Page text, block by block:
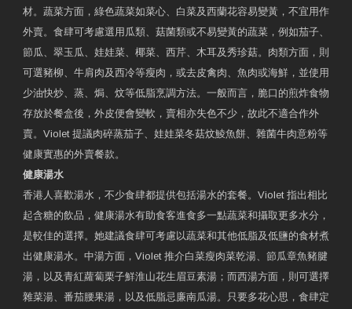
材。蔬菜方面，綠色蔬菜如菜心、白菜及西蘭花容易變黃，不宜用作
外賣。食肆可考慮選用瓜類、菇菌類或不易變黃的蔬菜，例如茄子、
節瓜、翠玉瓜、娃娃菜、椰菜、西芹、木耳及秀珍菇。肉類方面，則
可選豬柳、牛肩肉及西冷等瘦肉，或去皮禽肉、魚肉或海鮮，並使用
少油快炒、蒸、焗、炆等低脂烹調方法。一般而言，脆口的煎炸食物
存放於餐盒後，外皮便會變軟，賣相亦失色不少，故此不適合作外
賣。Violet 提議肉碎蒸茄子、娃娃菜冬菇炆鯪魚餅、雜菌牛肉意粉等
健康實惠的外賣餐款。
健康湯水
香港人喜歡湯水，不少食肆都提供包括湯水的套餐。Violet 指出相比
起含糖的飲品，健康湯水有助食客進食多一點蔬菜和攝取更多水分，
是較佳的選擇。她建議食肆可考慮以蔬菜和其他低脂及低鹽的食材煮
出健康湯水。中湯方面，Violet 推介白菜瘦肉菜乾湯、節瓜章魚豬腱
湯，以及青紅蘿蔔栗子鮮淮山花生眉豆素湯；而西湯方面，則可選擇
雜菜湯、番茄腰果湯，以及低脂忌廉南瓜湯。只要多花心思，食肆定